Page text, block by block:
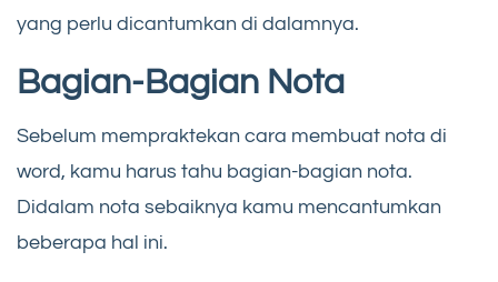
yang perlu dicantumkan di dalamnya.
Bagian-Bagian Nota
Sebelum mempraktekan cara membuat nota di
word, kamu harus tahu bagian-bagian nota.
Didalam nota sebaiknya kamu mencantumkan
beberapa hal ini.